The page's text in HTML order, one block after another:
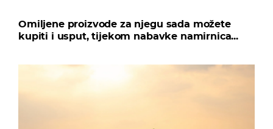
Omiljene proizvode za njegu sada možete
kupiti i usput, tijekom nabavke namirnica...